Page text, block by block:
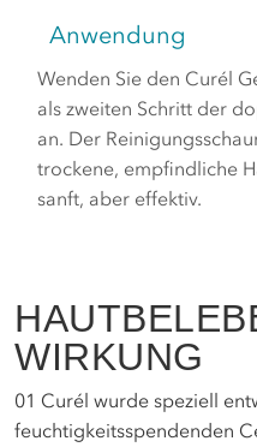
Anwendung
Wenden Sie den Curél
als zweiten Schritt der
an. Der
trockene, empfindliche
sanft, aber effektiv.
WIRKUNG
01 Curél wurde speziell
feuchtigkeitsspendenden